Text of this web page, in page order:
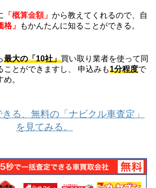
「概算金額」 から教えてくれるので、自
格」 もかんたんに知ることができる。
最大の「10社」買い取り業者を使って同
ことができますし、 申込みも1分程度で
。
る、無料の「ナビクル車査定」
を見てみる。